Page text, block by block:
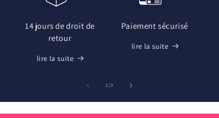
14 jours de droit de
retour
lire la suite
Paiement sécurisé
lire la suite
1/de
3